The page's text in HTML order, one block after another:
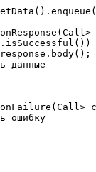
>
данные
>
ошибку